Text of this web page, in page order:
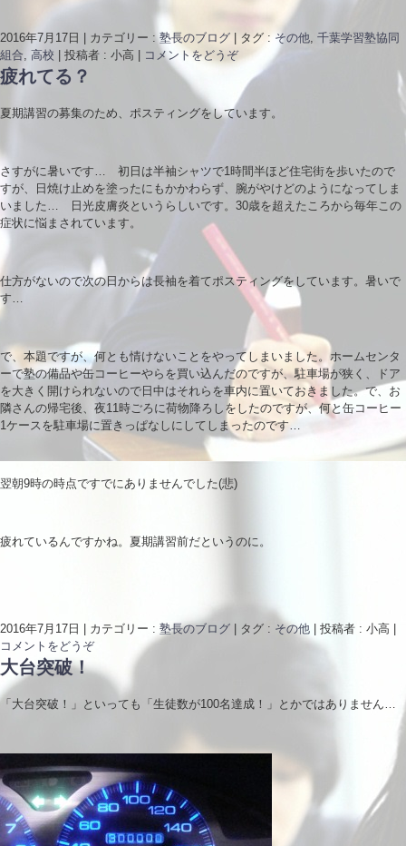
2016年7月17日 カテゴリー : 塾長のブログ タグ : その他 千葉学習塾協同
組合 高校 投稿者 : 小高 コメントをどうぞ
疲れてる？
夏期講習の募集のため、ポスティングをしています。
さすがに暑いです… 初日は半袖シャツで1時間半ほど住宅街を歩いたので
すが、日焼け止めを塗ったにもかかわらず、腕がやけどのようになってしま
いました… 日光皮膚炎というらしいです。30歳を超えたころから毎年この
症状に悩まされています。
仕方がないので次の日からは長袖を着てポスティングをしています。暑いで
す…
で、本題ですが、何とも情けないことをやってしまいました。ホームセンタ
ーで塾の備品や缶コーヒーやらを買い込んだのですが、駐車場が狭く、ドア
を大きく開けられないので日中はそれらを車内に置いておきました。で、お
隣さんの帰宅後、夜11時ごろに荷物降ろしをしたのですが、何と缶コーヒー
1ケースを駐車場に置きっぱなしにしてしまったのです…
翌朝9時の時点ですでにありませんでした(悲)
疲れているんですかね。夏期講習前だというのに。
2016年7月17日 カテゴリー : 塾長のブログ タグ : その他 投稿者 : 小高
コメントをどうぞ
大台突破！
「大台突破！」といっても「生徒数が100名達成！」とかではありません…